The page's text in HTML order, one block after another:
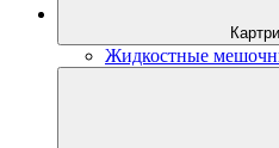
Жидкостные